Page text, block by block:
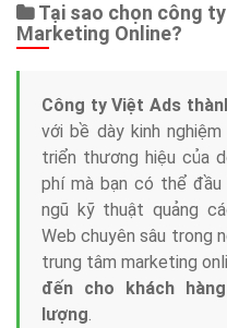
Tại sao chọn công
Marketing Online?
Công ty Việt Ads
với bề dày kinh
triển thương hiệu của
phí mà bạn có thể
ngũ kỹ thuật quảng
Web chuyên sâu trong
trung tâm marketing
đến cho khách
lượng.